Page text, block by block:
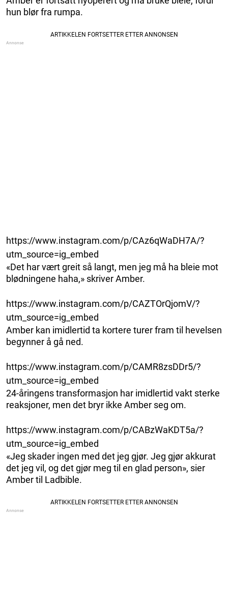
hun blør fra rumpa.
https://www.instagram.com/p/CAz6qWaDH7A/?
utm_source=ig_embed
«Det har vært greit så langt, men jeg må ha bleie mot
blødningene haha,» skriver Amber.
https://www.instagram.com/p/CAZTOrQjomV/?
utm_source=ig_embed
Amber kan imidlertid ta kortere turer fram til hevelsen
begynner å gå ned.
https://www.instagram.com/p/CAMR8zsDDr5/?
utm_source=ig_embed
24-åringens transformasjon har imidlertid vakt sterke
reaksjoner, men det bryr ikke Amber seg om.
https://www.instagram.com/p/CABzWaKDT5a/?
utm_source=ig_embed
«Jeg skader ingen med det jeg gjør. Jeg gjør akkurat
det jeg vil, og det gjør meg til en glad person», sier
Amber til Ladbible.